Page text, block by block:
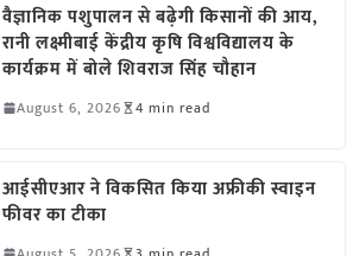
वैज्ञानिक पशुपालन से बढ़ेगी किसानों की आय,
रानी लक्ष्मीबाई केंद्रीय कृषि विश्वविद्यालय के
कार्यक्रम में बोले शिवराज सिंह चौहान
August 6, 2026 4 min read
आईसीएआर ने विकसित किया अफ्रीकी स्वाइन
फीवर का टीका